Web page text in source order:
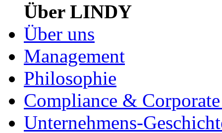
Über LINDY
Über uns
Management
Philosophie
Compliance &
Unternehmens-